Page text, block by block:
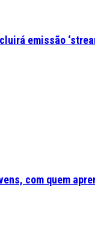
emissão
com quem